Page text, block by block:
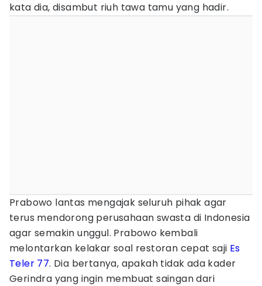
kata dia, disambut riuh tawa tamu yang hadir.
Prabowo lantas mengajak seluruh pihak agar
terus mendorong perusahaan swasta di Indonesia
agar semakin unggul. Prabowo kembali
melontarkan kelakar soal restoran cepat saji Es
Teler 77. Dia bertanya, apakah tidak ada kader
Gerindra yang ingin membuat saingan dari